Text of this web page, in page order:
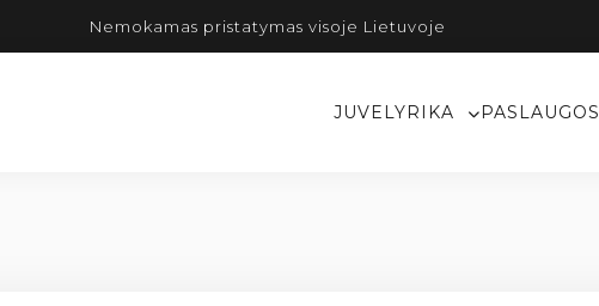
Nemokamas pristatymas visoje Lietuvoje
JUVELYRIKA PASLAUGOS